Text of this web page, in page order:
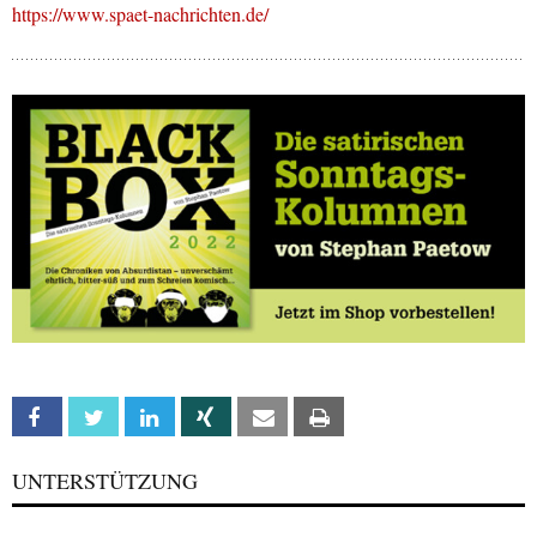
https://www.spaet-nachrichten.de/
Facebook Twitter Linkedin Xing Email
UNTERSTÜTZUNG